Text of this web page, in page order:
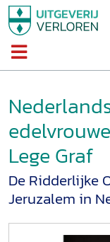
Lege Graf
De Ridderlijke
Jeruzalem in